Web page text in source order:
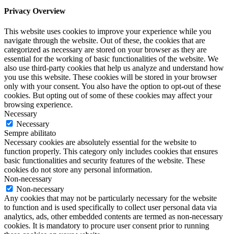
Privacy Overview
This website uses cookies to improve your experience while you
navigate through the website. Out of these, the cookies that are
categorized as necessary are stored on your browser as they are
essential for the working of basic functionalities of the website. We
also use third-party cookies that help us analyze and understand how
you use this website. These cookies will be stored in your browser
only with your consent. You also have the option to opt-out of these
cookies. But opting out of some of these cookies may affect your
browsing experience.
Necessary
Necessary
Sempre abilitato
Necessary cookies are absolutely essential for the website to
function properly. This category only includes cookies that ensures
basic functionalities and security features of the website. These
cookies do not store any personal information.
Non-necessary
Non-necessary
Any cookies that may not be particularly necessary for the website
to function and is used specifically to collect user personal data via
analytics, ads, other embedded contents are termed as non-necessary
cookies. It is mandatory to procure user consent prior to running